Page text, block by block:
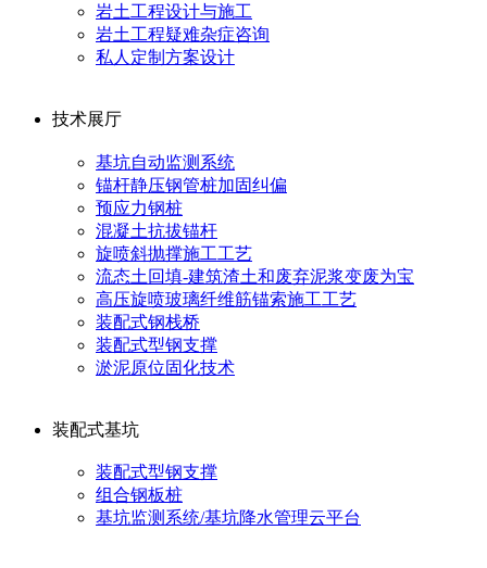
岩土工程设计与施工
岩土工程疑难杂症咨询
私人定制方案设计
技术展厅
基坑自动监测系统
锚杆静压钢管桩加固纠偏
预应力钢桩
混凝土抗拔锚杆
旋喷斜抛撑施工工艺
流态土回填-建筑渣土和废弃泥浆变废为宝
高压旋喷玻璃纤维筋锚索施工工艺
装配式钢栈桥
装配式型钢支撑
淤泥原位固化技术
装配式基坑
装配式型钢支撑
组合钢板桩
基坑监测系统/基坑降水管理云平台